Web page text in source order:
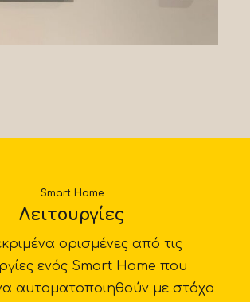
Smart Home
Λειτουργίες
ορισμένες από τις
ενός Smart Home που
αυτοματοποιηθούν με στόχο